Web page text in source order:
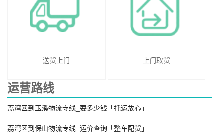
送货上门 上门取货
运营路线
荔湾区到玉溪物流专线_要多少钱「托运放心」
荔湾区到保山物流专线_运价查询「整车配货」